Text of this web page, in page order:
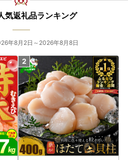
気返礼品ランキング
年8月2日～2026年8月8日